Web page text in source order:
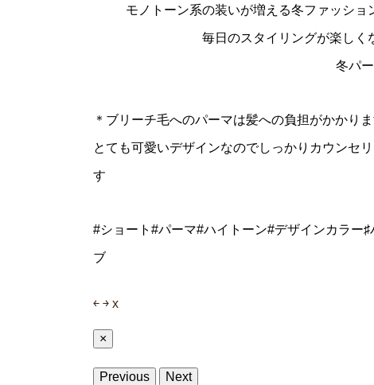
モノトーン系の装いが増える冬ファッシ
毎日のスタイリングが楽しく
冬パ
＊ブリーチ毛へのパーマは髪への負担がかかり
とても可愛いデザインなのでしっかりカウンセ
す
#ショート#パーマ#ハイトーン#デザインカラー
ブ
￩ ￫ x
×
Previous Next